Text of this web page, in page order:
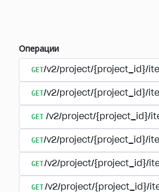
Операции
GET/v2/project/{project_id}/
GET/v2/project/{project_id}/
GET /v2/project/{project_id}/
GET/v2/project/{project_id}/
GET/v2/project/{project_id}/
GET/v2/project/{project_id}/